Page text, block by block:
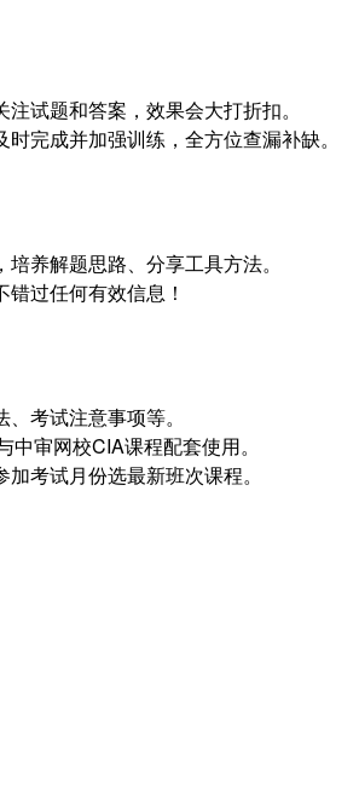
试题和答案，效果会大打折扣。
完成并加强训练，全方位查漏补缺。
养解题思路、分享工具方法。
过任何有效信息！
考试注意事项等。
审网校CIA课程配套使用。
考试月份选最新班次课程。